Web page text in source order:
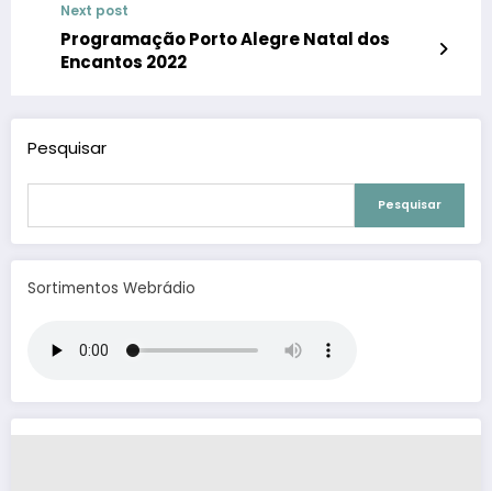
Next post
Programação Porto Alegre Natal dos
Encantos 2022
Pesquisar
Pesquisar
Sortimentos Webrádio